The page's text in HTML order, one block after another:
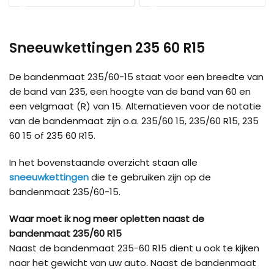
Sneeuwkettingen 235 60 R15
De bandenmaat 235/60-15 staat voor een breedte van
de band van 235, een hoogte van de band van 60 en
een velgmaat (R) van 15. Alternatieven voor de notatie
van de bandenmaat zijn o.a. 235/60 15, 235/60 R15, 235
60 15 of 235 60 R15.
In het bovenstaande overzicht staan alle
sneeuwkettingendie te gebruiken zijn op de
bandenmaat 235/60-15.
Waar moet ik nog meer opletten naast de
bandenmaat 235/60 R15
Naast de bandenmaat 235-60 R15 dient u ook te kijken
naar het gewicht van uw auto. Naast de bandenmaat